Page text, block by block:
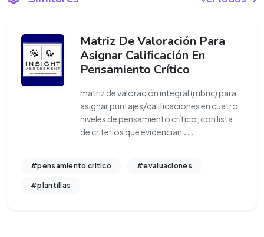
Matriz De Valoración Para
Asignar Calificación En
Pensamiento Crítico
matriz de valoración integral (rubric) para
asignar puntajes/calificaciones en cuatro
niveles de pensamiento crítico, con lista
de criterios que evidencian ...
#pensamiento critico #evaluaciones
#plantillas